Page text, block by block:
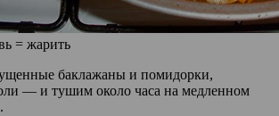
= жарить
баклажаны и помидорки,
— и тушим около часа на медленном